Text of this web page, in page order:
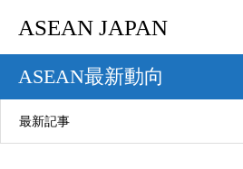
ASEAN JAPAN
ASEAN最新動向
最新記事